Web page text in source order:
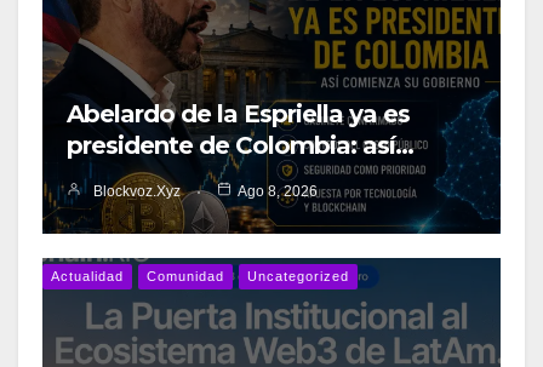
Abelardo de la Espriella ya es
presidente de Colombia: así…
Blockvoz.xyz Ago 8, 2026
Actualidad Comunidad Uncategorized